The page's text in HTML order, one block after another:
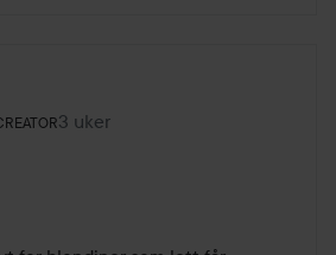
rolle: Lyko Creator.
3 uker
Innlegget ble opprettet 3 uker